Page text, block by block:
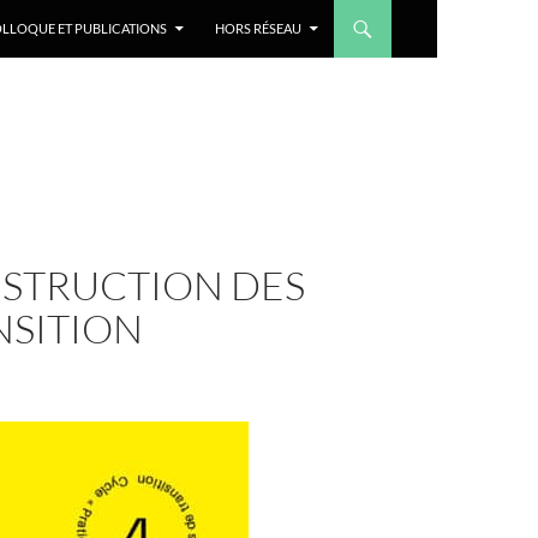
ET PUBLICATIONS HORS RÉSEAU
DES